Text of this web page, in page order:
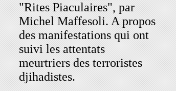
"Rites Piaculaires", par
Michel Maffesoli. A propos
des manifestations qui ont
suivi les attentats
meurtriers des terroristes
djihadistes.